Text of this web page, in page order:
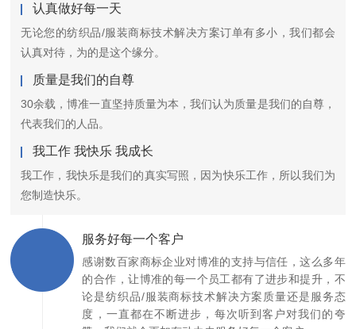
认真做好每一天
无论您的纺织品/服装商标技术解决方案订单有多小，我们都会
认真对待，为的是这个缘分。
质量是我们的自尊
30余载，博准一直坚持质量为本，我们认为质量是我们的自尊，
代表我们的人品。
我工作 我快乐 我成长
我工作，我快乐是我们的真实写照，因为快乐工作，所以我们为
您制造快乐。
服务好每一个客户
感谢数百家商标企业对博准的支持与信任，这么多年
的合作，让博准的每一个员工都有了进步和提升，不
论是纺织品/服装商标技术解决方案质量还是服务态
度，一直都在不断进步，每次听到客户对我们的夸